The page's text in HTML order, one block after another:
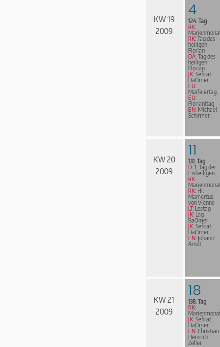
KW 19
2009
4
124. Tag
RK:
RK: Tag des
heiligen
Florian
OA: Tag des
heiligen
Florian
JK: Sefirat
HaOmer
EU:
Maifeiertag
EU:
Florianitag
EN: Michael
Schirmer
KW 20
2009
11
131. Tag
D: 1. Tag der
Eisheiligen
RK:
RK: Hl.
Mamertus
von Vienne
LT: Lostag
JK: Lag
BaOmer
JK: Sefirat
HaOmer
EN: Johann
Arndt
KW 21
2009
18
138. Tag
RK:
JK: Sefirat
HaOmer
EN: Christian
Heinrich
Zeller